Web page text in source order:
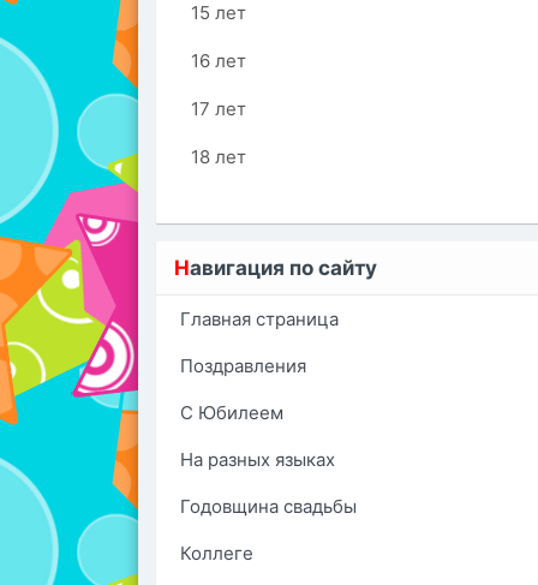
15 лет
16 лет
17 лет
18 лет
Навигация по сайту
Главная страница
Поздравления
С Юбилеем
На разных языках
Годовщина свадьбы
Коллеге